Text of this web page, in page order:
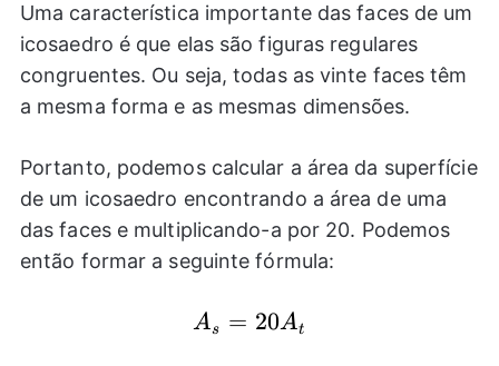
Uma característica importante das faces de um
icosaedro é que elas são figuras regulares
congruentes. Ou seja, todas as vinte faces têm
a mesma forma e as mesmas dimensões.
Portanto, podemos calcular a área da superfície
de um icosaedro encontrando a área de uma
das faces e multiplicando-a por 20. Podemos
então formar a seguinte fórmula:
A_{s}=20A_{t}
As = 20At